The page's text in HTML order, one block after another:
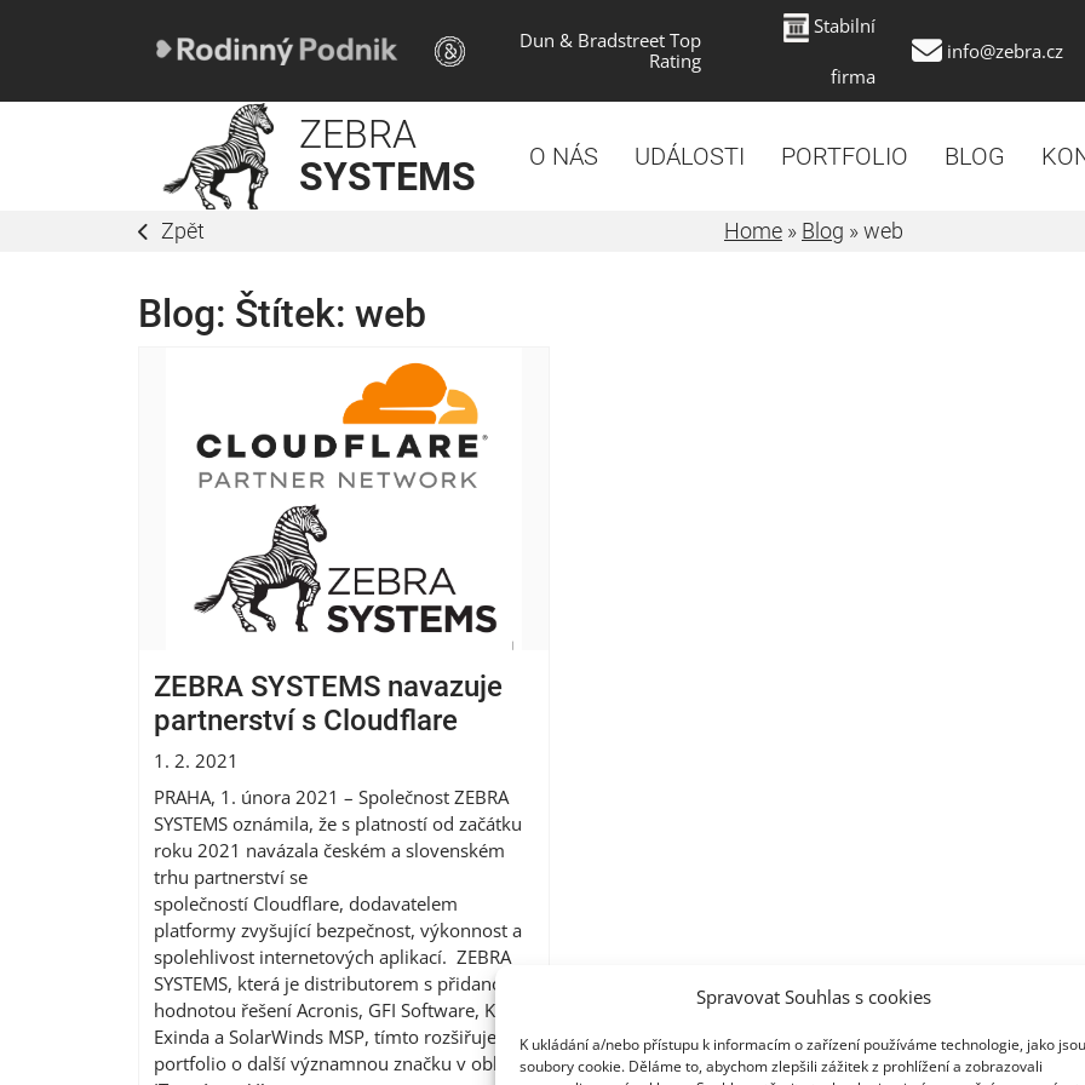
Spravovat Souhlas s cookies
K ukládání a/nebo přístupu k informacím o zařízení používáme technologie, jako jsou
soubory cookie. Děláme to, abychom zlepšili zážitek z prohlížení a zobrazovali
Dun & Bradstreet Top
Rating
Stabilní
firma
info@zebra.cz
ZEBRA
SYSTEMS
O NÁS UDÁLOSTI PORTFOLIO BLOG
Zpět Home » Blog »web
Blog: Štítek: web
ZEBRA SYSTEMS navazuje
partnerství s Cloudflare
1. 2. 2021
PRAHA, 1. února 2021 – Společnost ZEBRA
SYSTEMS oznámila, že s platností od začátku
roku 2021 navázala českém a slovenském
trhu partnerství se
společností Cloudflare, dodavatelem
platformy zvyšující bezpečnost, výkonnost a
spolehlivost internetových aplikací. ZEBRA
SYSTEMS, která je distributorem s přidanou
hodnotou řešení Acronis, GFI Software, Kerio,
Exinda a SolarWinds MSP, tímto rozšiřuje své
portfolio o další významnou značku v oblasti